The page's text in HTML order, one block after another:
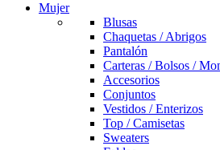
Mujer
Blusas
Chaquetas / Abrigos
Pantalón
Carteras / Bolsos /
Accesorios
Conjuntos
Vestidos / Enterizos
Top / Camisetas
Sweaters